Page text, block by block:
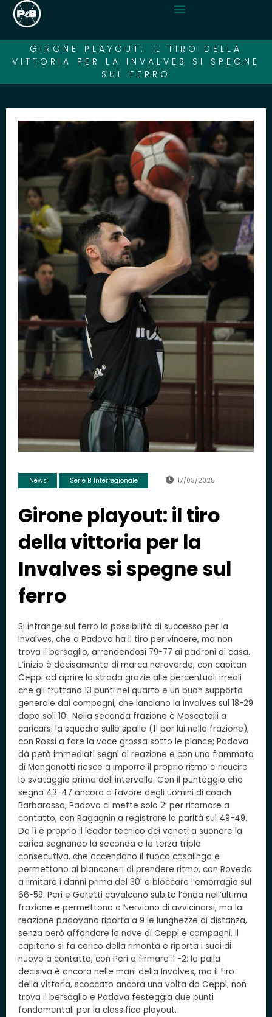
GIRONE PLAYOUT: IL TIRO DELLA
VITTORIA PER LA INVALVES SI SPEGNE
SUL FERRO
News Serie B Interregionale 17/03/2025
Girone playout: il tiro
della vittoria per la
Invalves si spegne sul
ferro
Si infrange sul ferro la possibilità di successo per la
Invalves, che a Padova ha il tiro per vincere, ma non
trova il bersaglio, arrendendosi 79-77 ai padroni di casa.
L’inizio è decisamente di marca neroverde, con capitan
Ceppi ad aprire la strada grazie alle percentuali irreali
che gli fruttano 13 punti nel quarto e un buon supporto
generale dai compagni, che lanciano la Invalves sul 18-29
dopo soli 10′. Nella seconda frazione è Moscatelli a
caricarsi la squadra sulle spalle (11 per lui nella frazione),
con Rossi a fare la voce grossa sotto le plance; Padova
dà però immediati segni di reazione e con una fiammata
di Manganotti riesce a imporre il proprio ritmo e ricucire
lo svataggio prima dell’intervallo. Con il punteggio che
segna 43-47 ancora a favore degli uomini di coach
Barbarossa, Padova ci mette solo 2′ per ritornare a
contatto, con Ragagnin a registrare la parità sul 49-49.
Da lì è proprio il leader tecnico dei veneti a suonare la
carica segnando la seconda e la terza tripla
consecutiva, che accendono il fuoco casalingo e
permettono ai bianconeri di prendere ritmo, con Roveda
a limitare i danni prima del 30′ e bloccare l’emorragia sul
66-59. Peri e Goretti cavalcano subito l’onda nell’ultima
frazione e permettono a Nerviano di avvicinarsi, ma la
reazione padovana riporta a 9 le lunghezze di distanza,
senza però affondare la nave di Ceppi e compagni. Il
capitano si fa carico della rimonta e riporta i suoi di
nuovo a contatto, con Peri a firmare il -2: la palla
decisiva è ancora nelle mani della Invalves, ma il tiro
della vittoria, scoccato ancora una volta da Ceppi, non
trova il bersaglio e Padova festeggia due punti
fondamentali per la classifica playout.